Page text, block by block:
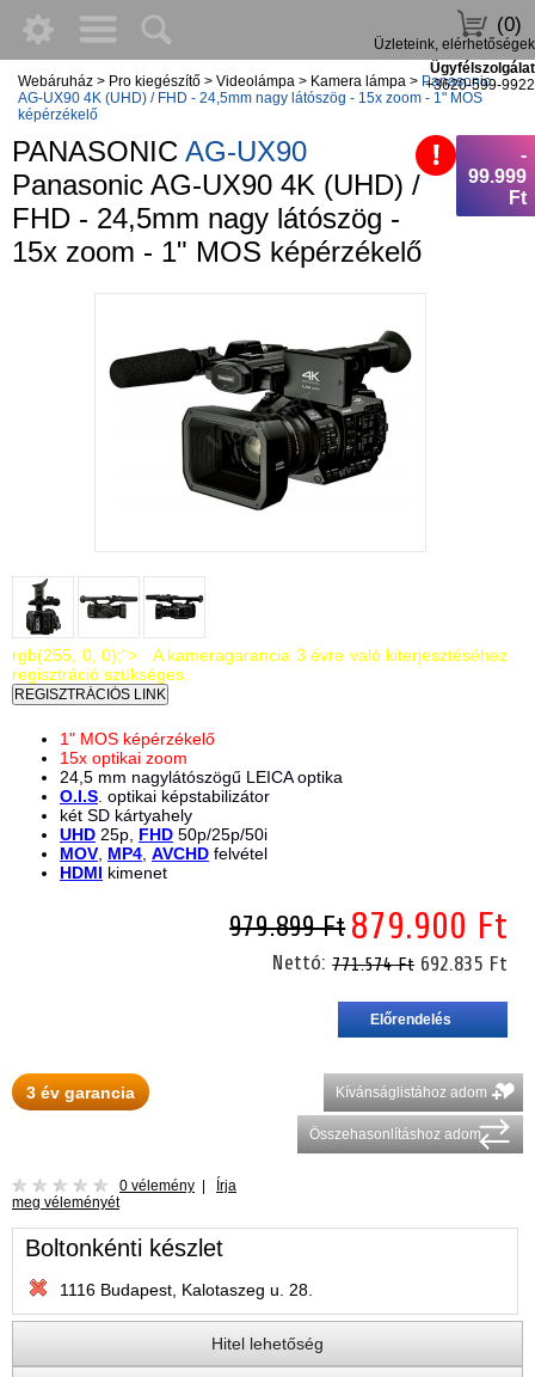
(0)
Üzleteink, elérhetőségek
Ügyfélszolgálat
+3620-599-9922
Webáruház > Pro kiegészítő > Videolámpa > Kamera lámpa > Panasonic
AG-UX90 4K (UHD) / FHD - 24,5mm nagy látószög - 15x zoom - 1" MOS
képérzékelő
PANASONIC AG-UX90
Panasonic AG-UX90 4K (UHD) /
FHD - 24,5mm nagy látószög -
15x zoom - 1" MOS képérzékelő
-
99.999
Ft
rgb(255, 0, 0);"> A kameragarancia 3 évre való kiterjesztéséhez
regisztráció szükséges.
1" MOS képérzékelő
15x optikai zoom
24,5 mm nagylátószögű LEICA optika
O.I.S . optikai képstabilizátor
két SD kártyahely
UHD 25p, FHD 50p/25p/50i
MOV MP4 AVCHD felvétel
HDMI kimenet
979.899 Ft 879.900 Ft
Nettó:771.574 Ft 692.835 Ft
3 év garancia Kívánságlistához adom
Összehasonlításhoz adom
0 vélemény | Írja
meg véleményét
Boltonkénti készlet
1116 Budapest, Kalotaszeg u. 28.
Hitel lehetőség